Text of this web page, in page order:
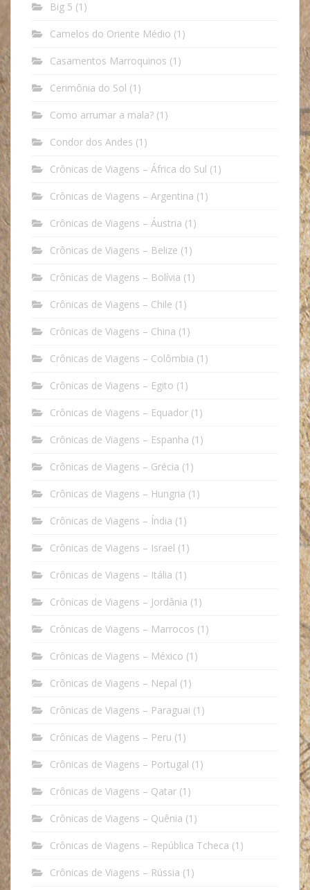
Big 5 (1)
Camelos do Oriente Médio (1)
Casamentos Marroquinos (1)
Cerimônia do Sol (1)
Como arrumar a mala? (1)
Condor dos Andes (1)
Crônicas de Viagens – África do Sul (1)
Crônicas de Viagens – Argentina (1)
Crônicas de Viagens – Áustria (1)
Crônicas de Viagens – Belize (1)
Crônicas de Viagens – Bolívia (1)
Crônicas de Viagens – Chile (1)
Crônicas de Viagens – China (1)
Crônicas de Viagens – Colômbia (1)
Crônicas de Viagens – Egito (1)
Crônicas de Viagens – Equador (1)
Crônicas de Viagens – Espanha (1)
Crônicas de Viagens – Grécia (1)
Crônicas de Viagens – Hungria (1)
Crônicas de Viagens – Índia (1)
Crônicas de Viagens – Israel (1)
Crônicas de Viagens – Itália (1)
Crônicas de Viagens – Jordânia (1)
Crônicas de Viagens – Marrocos (1)
Crônicas de Viagens – México (1)
Crônicas de Viagens – Nepal (1)
Crônicas de Viagens – Paraguai (1)
Crônicas de Viagens – Peru (1)
Crônicas de Viagens – Portugal (1)
Crônicas de Viagens – Qatar (1)
Crônicas de Viagens – Quênia (1)
Crônicas de Viagens – República Tcheca (1)
Crônicas de Viagens – Rússia (1)